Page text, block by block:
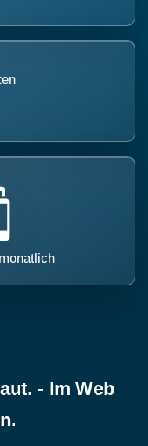
- Im Web